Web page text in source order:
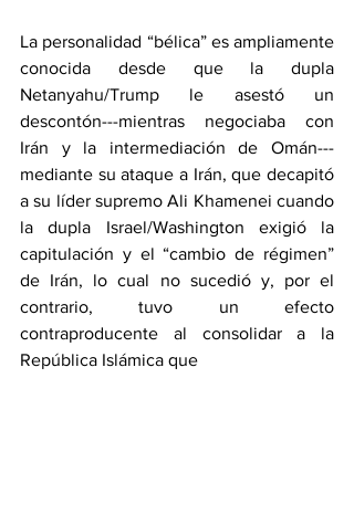
La personalidad “bélica” es ampliamente
conocida desde que la dupla
Netanyahu/Trump le asestó un
descontón---mientras negociaba con
Irán y la intermediación de Omán---
mediante su ataque a Irán, que decapitó
a su líder supremo Ali Khamenei cuando
la dupla Israel/Washington exigió la
capitulación y el “cambio de régimen”
de Irán, lo cual no sucedió y, por el
contrario, tuvo un efecto
contraproducente al consolidar a la
República Islámica que